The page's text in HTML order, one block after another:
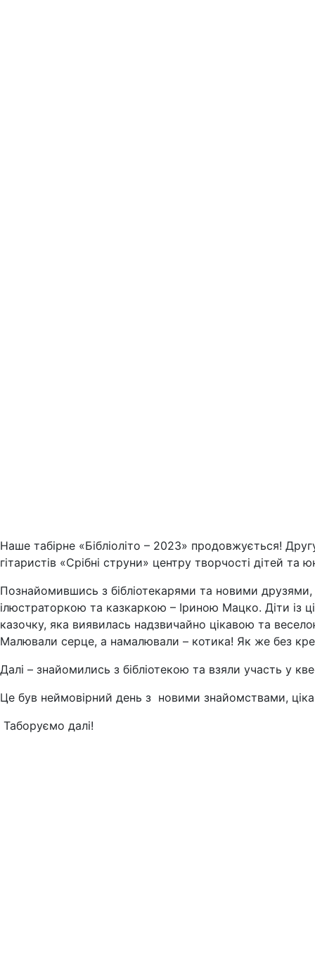
Наше табірне «Бібліоліто – 2023» продовжується!
гітаристів «Срібні струни» центру творчості дітей та
Познайомившись з бібліотекарями та новими
ілюстраторкою та казкаркою – Іриною Мацко. Діти із
казочку, яка виявилась надзвичайно цікавою та
Малювали серце, а намалювали – котика! Як же без
Далі – знайомились з бібліотекою та взяли участь у
Це був неймовірний день з новими знайомствами,
Таборуємо далі!